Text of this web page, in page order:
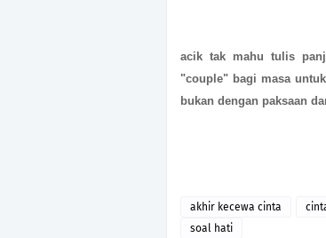
acik tak mahu tulis
"couple" bagi masa
bukan dengan paksaan
akhir kecewa cinta
soal hati